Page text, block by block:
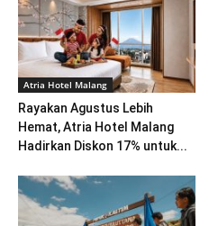
Atria Hotel Malang
Rayakan Agustus Lebih
Hemat, Atria Hotel Malang
Hadirkan Diskon 17% untuk...